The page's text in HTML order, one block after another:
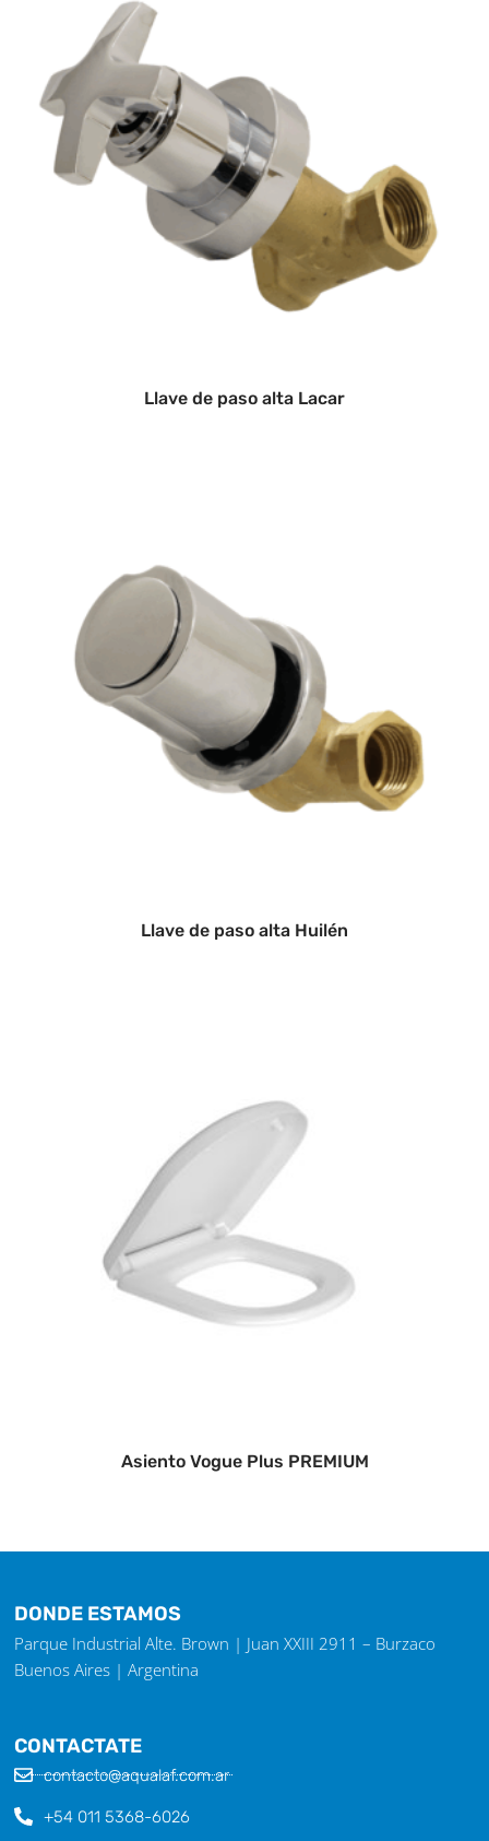
Llave de paso alta Lacar
Llave de paso alta Huilén
Asiento Vogue Plus PREMIUM
DONDE ESTAMOS
Parque Industrial Alte. Brown | Juan XXIII 2911 – Burzaco
Buenos Aires | Argentina
CONTACTATE
contacto@aqualaf.com.ar
+54 011 5368-6026